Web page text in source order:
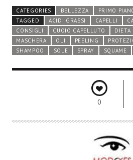
CATEGORIES BELLEZZA
PRIMO
TAGGED
ACIDI GRASSI CAPELLI
CONSIGLI
CUOIO CAPELLUTO DIETA
MASCHERA
OLI PEELING
SHAMPOO
SOLE SPRAY SQUAME
0